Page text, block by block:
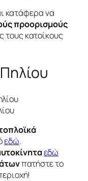
κατάφερα να
προορισμούς
τους κατοίκους
εδώ.
εδώ
πατήστε το